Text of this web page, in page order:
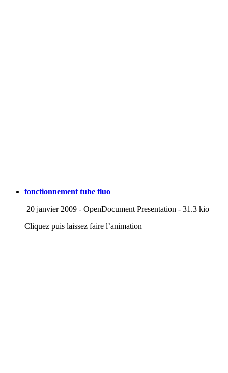
fonctionnement tube fluo
20 janvier 2009 - OpenDocument Presentation - 31.3 kio
Cliquez puis laissez faire l’animation